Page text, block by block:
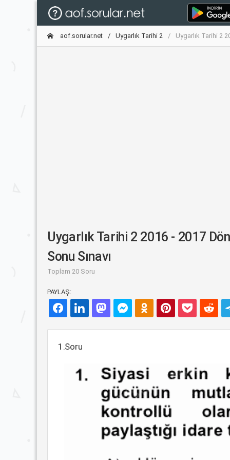
aof.sorular.net Uygarlık Tarihi 2 Uygarlık Tarihi 2
Uygarlık Tarihi 2 2016 - 2017
Sonu Sınavı
Toplam 20 Soru
PAYLAŞ:
1.Soru